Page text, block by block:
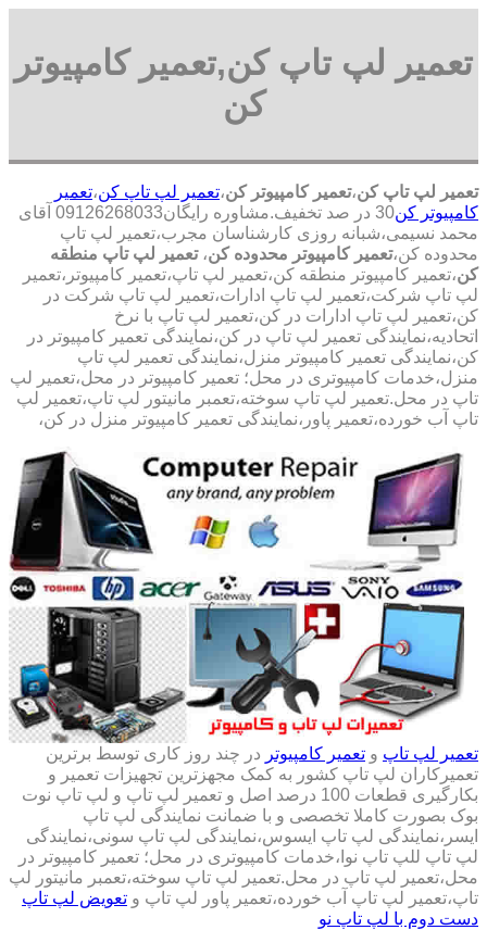
تعمیر لپ تاپ کن,تعمیر کامپیوتر
کن
تعمیر لپ تاپ کن،تعمیر کامپیوتر کن،تعمیر لپ تاپ کن،تعمیر
کامپیوتر کن
30 در صد تخفیف.مشاوره رایگان09126268033 آقای
محمد نسیمی،شبانه روزی کارشناسان مجرب،تعمیر لپ تاپ
محدوده کن،تعمیر کامپیوتر محدوده کن، تعمیر لپ تاپ منطقه
کن،تعمیر کامپیوتر منطقه کن،تعمیر لپ تاپ،تعمیر کامپیوتر،تعمیر
لپ تاپ شرکت،تعمیر لپ تاپ ادارات،تعمیر لپ تاپ شرکت در
کن،تعمیر لپ تاپ ادارات در کن،تعمیر لپ تاپ با نرخ
اتحادیه،نمایندگی تعمیر لپ تاپ در کن،نمایندگی تعمیر کامپیوتر در
کن،نمایندگی تعمیر کامپیوتر منزل،نمایندگی تعمیر لپ تاپ
منزل،خدمات کامپیوتری در محل؛ تعمیر کامپیوتر در محل،تعمیر لپ
تاپ در محل.تعمیر لپ تاپ سوخته،تعمبر مانیتور لپ تاپ،تعمیر لپ
تاپ آب خورده،تعمیر پاور،نمایندگی تعمیر کامپیوتر منزل در کن،
تعمیر لپ تاپ و تعمیر کامپیوتر در چند روز کاری توسط برترین
تعمیرکاران لپ تاپ کشور به کمک مجهزترین تجهیزات تعمیر و
بکارگیری قطعات 100 درصد اصل و تعمیر لپ تاپ و لپ تاپ نوت
بوک بصورت کاملا تخصصی و با ضمانت نمایندگی لپ تاپ
ایسر،نمایندگی لپ تاپ ایسوس،نمایندگی لپ تاپ سونی،نمایندگی
لپ تاپ للپ تاپ نوا،خدمات کامپیوتری در محل؛ تعمیر کامپیوتر در
محل،تعمیر لپ تاپ در محل.تعمیر لپ تاپ سوخته،تعمبر مانیتور لپ
تاپ،تعمیر لپ تاپ آب خورده،تعمیر پاور لپ تاپ و تعویض لپ تاپ
دست دوم با لپ تاپ نو